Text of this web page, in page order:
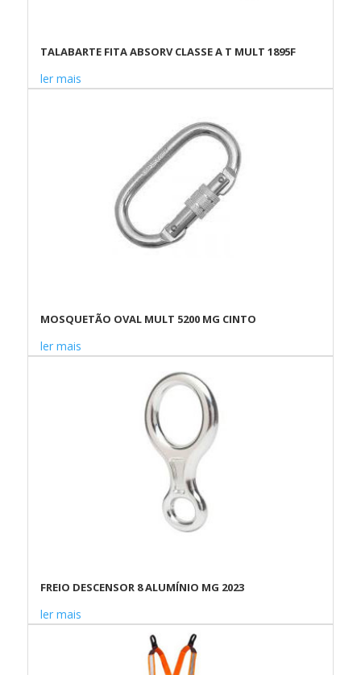
TALABARTE FITA ABSORV CLASSE A T MULT 1895F
ler mais
MOSQUETÃO OVAL MULT 5200 MG CINTO
ler mais
FREIO DESCENSOR 8 ALUMÍNIO MG 2023
ler mais